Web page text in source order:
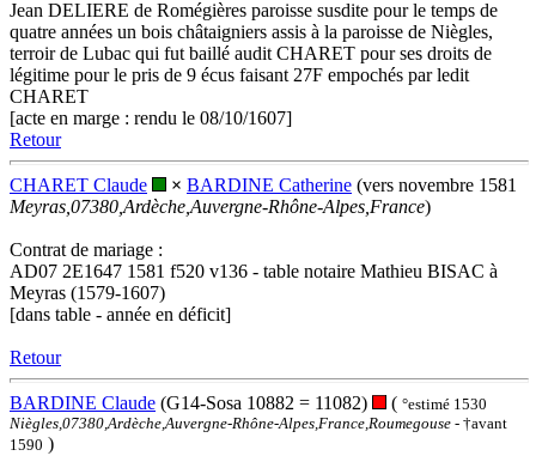
Jean DELIERE de Romégières paroisse susdite pour le temps de
quatre années un bois châtaigniers assis à la paroisse de Niègles,
terroir de Lubac qui fut baillé audit CHARET pour ses droits de
légitime pour le pris de 9 écus faisant 27F empochés par ledit
CHARET
[acte en marge : rendu le 08/10/1607]
Retour
CHARET Claude × BARDINE Catherine (vers novembre 1581
Meyras,07380,Ardèche,Auvergne-Rhône-Alpes,France)
Contrat de mariage :
AD07 2E1647 1581 f520 v136 - table notaire Mathieu BISAC à
Meyras (1579-1607)
[dans table - année en déficit]
Retour
BARDINE Claude (G14-Sosa 10882 = 11082) ( °estimé 1530
Niègles,07380,Ardèche,Auvergne-Rhône-Alpes,France,Roumegouse - †avant
1590 )